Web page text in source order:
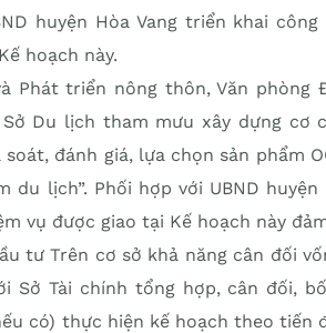
huyện Hòa Vang triển khai
hoạch này.
Phát triển nông thôn, Văn
Du lịch tham mưu xây dựng cơ
đánh giá, lựa chọn sản phẩm
du lịch”. Phối hợp với UBND
vụ được giao tại Kế hoạch này
tư Trên cơ sở khả năng cân đối
Sở Tài chính tổng hợp, cân đối,
có) thực hiện kế hoạch theo tiến